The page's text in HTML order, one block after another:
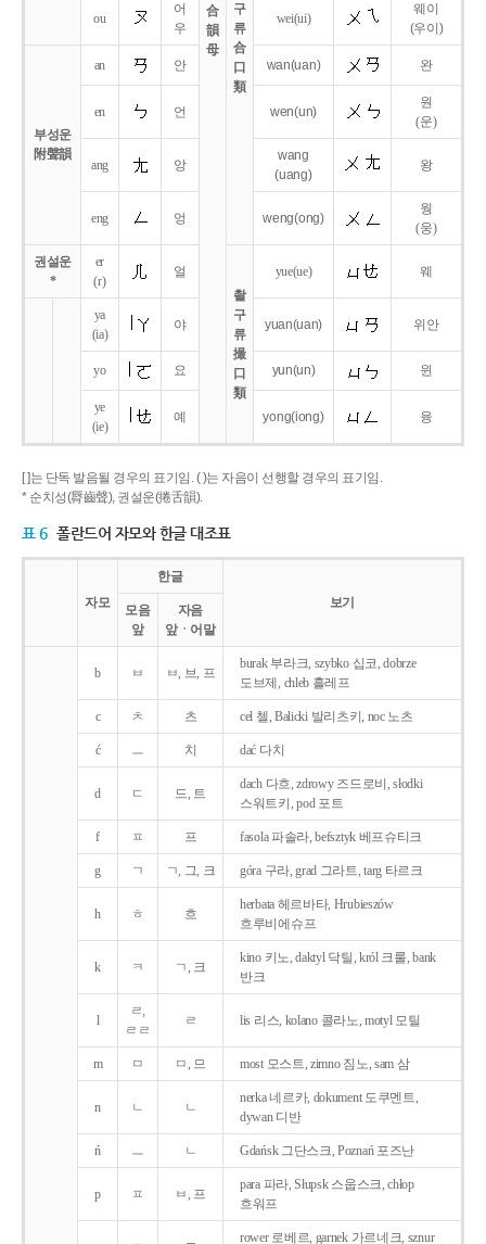
合
韻
母
구
류
合
口
類
ou
어
우
wei(ui)
웨이
(우이)
부성운
附聲韻
an 안 wan(uan) 완
en 언 wen(un)
원
(운)
ang 앙
wang
(uang)
왕
eng 엉 weng(ong)
웡
(웅)
권설운
*
er
(r)
얼
촬
구
류
撮
口
類
yue(ue) 웨
ya
(ia)
야 yuan(uan) 위안
yo 요 yun(un) 윈
ye
(ie)
예 yong(iong) 융
[ ]는 단독 발음될 경우의 표기임. ( )는 자음이 선행할 경우의 표기임.
* 순치성(脣齒聲), 권설운(捲舌韻).
표 6 폴란드어 자모와 한글 대조표
자모
한글
보기
모음
앞
자음
앞ㆍ어말
b ㅂ ㅂ, 브, 프
burak 부라크, szybko 십코, dobrze
도브제, chleb 흘레프
c ㅊ 츠 cel 첼, Balicki 발리츠키, noc 노츠
ć ㅡ 치 dać 다치
d ㄷ 드, 트
dach 다흐, zdrowy 즈드로비, słodki
스워트키, pod 포트
f ㅍ 프 fasola 파솔라, befsztyk 베프슈티크
g ㄱ ㄱ, 그, 크 góra 구라, grad 그라트, targ 타르크
h ㅎ 흐
herbata 헤르바타, Hrubieszów
흐루비에슈프
k ㅋ ㄱ, 크
kino 키노, daktyl 닥틸, król 크룰, bank
반크
l
ㄹ,
ㄹㄹ
ㄹ lis 리스, kolano 콜라노, motyl 모틸
m ㅁ ㅁ, 므 most 모스트, zimno 짐노, sam 삼
n ㄴ ㄴ
nerka 네르카, dokument 도쿠멘트,
dywan 디반
ń ㅡ ㄴ Gdańsk 그단스크, Poznań 포즈난
p ㅍ ㅂ, 프
para 파라, Słupsk 스웁스크, chłop
흐워프
rower 로베르, garnek 가르네크, sznur